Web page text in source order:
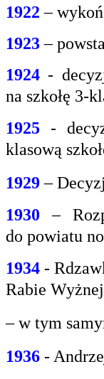
1922 –
1923–
1924 -
na szkołę 3-
1925 -
klasową
1929–
1930 –
do powiatu
1934 -
Rabie
– w tym
1936 -